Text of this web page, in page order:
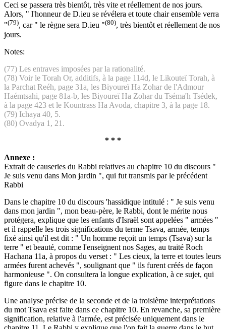
Ceci se passera très bientôt, très vite et réellement de nos jours.
Alors, " l'honneur de D.ieu se révélera et toute chair ensemble verra
"(79), car " le règne sera D.ieu "(80), très bientôt et réellement de nos
jours.
Notes:
(77) Les entraves imposées par la rationalité.
(78) Voir le Torah Or, additifs, à la page 114d, le Likouteï Torah, à
la Parchat Reéh, page 31a, les Biyoureï Ha Zohar de l'Admour
Haémtsahi, page 81a-b, les Biyoureï Ha Zohar du Tséma'h Tsédek,
à la page 423 et le Kountrass Ha Avoda, chapitre 3, à la page 18.
(79) Ichaya 40, 5.
(80) Ovadya 1, 21.
* * *
Annexe :
Extrait de causeries du Rabbi relatives au chapitre 10 du discours "
Je suis venu dans Mon jardin ", qui fut transmis par le précédent
Rabbi
Dans le chapitre 10 du discours 'hassidique intitulé : " Je suis venu
dans mon jardin ", mon beau-père, le Rabbi, dont le mérite nous
protégera, explique que les enfants d'Israël sont appelées " armées "
et il rappelle les trois significations du terme Tsava, armée, temps
fixé ainsi qu'il est dit : " Un homme reçoit un temps (Tsava) sur la
terre " et beauté, comme l'enseignent nos Sages, au traité Roch
Hachana 11a, à propos du verset : " Les cieux, la terre et toutes leurs
armées furent achevés ", soulignant que " ils furent créés de façon
harmonieuse ". On consultera la longue explication, à ce sujet, qui
figure dans le chapitre 10.
Une analyse précise de la seconde et de la troisième interprétations
du mot Tsava est faite dans ce chapitre 10. En revanche, sa première
signification, relative à l'armée, est précisée uniquement dans le